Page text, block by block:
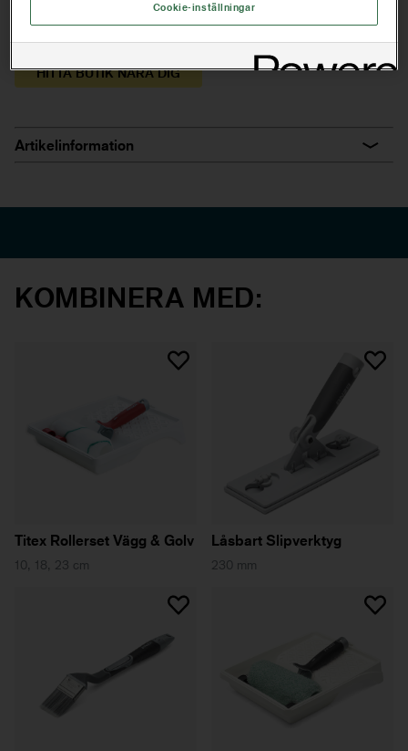
HITTA BUTIK NÄRA DIG
Artikelinformation
KOMBINERA MED:
Titex Rollerset Vägg & Golv
10, 18, 23 cm
Låsbart Slipverktyg
230 mm
Cookie-inställningar